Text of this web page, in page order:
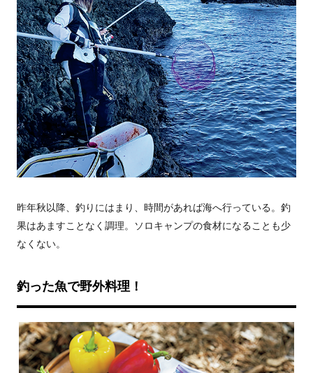
昨年秋以降、釣りにはまり、時間があれば海へ行っている。釣
果はあますことなく調理。ソロキャンプの食材になることも少
なくない。
釣った魚で野外料理！